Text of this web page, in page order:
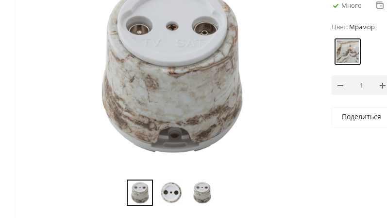
Много
Цвет: Мрамор
Поделиться